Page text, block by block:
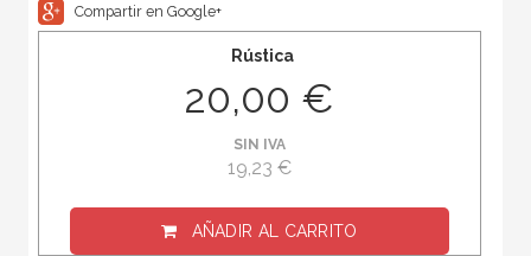
Compartir en Google+
Rústica
20,00 €
SIN IVA
19,23 €
AÑADIR AL CARRITO